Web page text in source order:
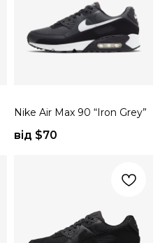
Nike Air Max 90 “Iron Grey”
від $70